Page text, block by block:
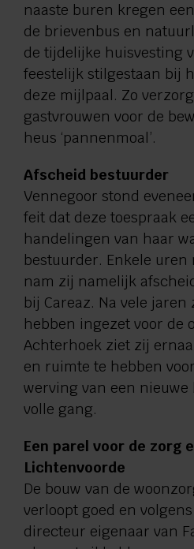
naaste buren kregen
de brievenbus en
de tijdelijke huisvesting
feestelijk stilgestaan bij
deze mijlpaal. Zo
gastvrouwen voor de
heus ‘pannenmoal’.
Afscheid bestuurder
Vennegoor stond
feit dat deze toespraak
handelingen van haar
bestuurder. Enkele uren
nam zij namelijk
bij Careaz. Na vele jaren
hebben ingezet voor de
Achterhoek ziet zij
en ruimte te hebben
werving van een
volle gang.
Een parel voor de zorg
Lichtenvoorde
De bouw van de
verloopt goed en
directeur eigenaar van